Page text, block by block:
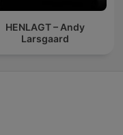
HENLAGT – Andy
Larsgaard